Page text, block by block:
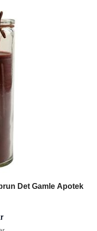
Det Gamle Apotek